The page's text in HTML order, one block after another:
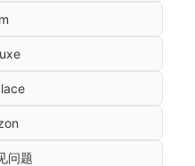
问题